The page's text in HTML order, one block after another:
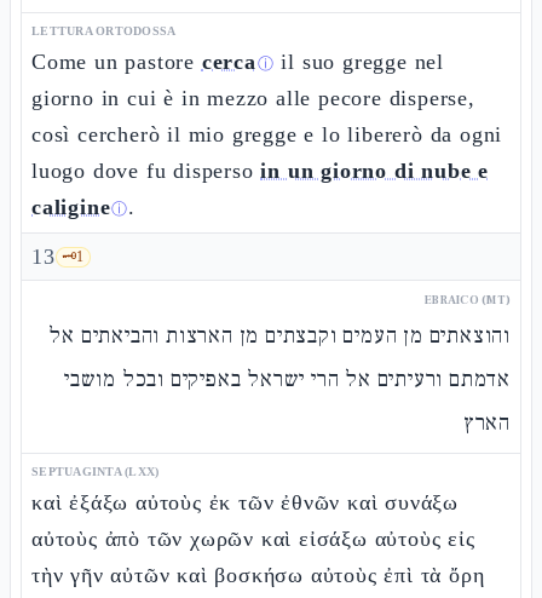
LETTURA ORTODOSSA
Come un pastore cercaⓘ il suo gregge nel
giorno in cui è in mezzo alle pecore disperse,
così cercherò il mio gregge e lo libererò da ogni
luogo dove fu dispersoin un giorno di nube e
caligineⓘ.
13 🗝️1
EBRAICO (MT)
והוצאתים מן העמים וקבצתים מן הארצות והביאתים אל
אדמתם ורעיתים אל הרי ישראל באפיקים ובכל מושבי
הארץ
SEPTUAGINTA (LXX)
καὶ ἐξάξω αὐτοὺς ἐκ τῶν ἐθνῶν καὶ συνάξω
αὐτοὺς ἀπὸ τῶν χωρῶν καὶ εἰσάξω αὐτοὺς εἰς
τὴν γῆν αὐτῶν καὶ βοσκήσω αὐτοὺς ἐπὶ τὰ ὄρη